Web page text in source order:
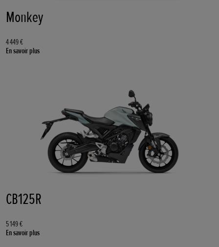
Monkey
4 449 €
En savoir plus
CB125R
5 149 €
En savoir plus